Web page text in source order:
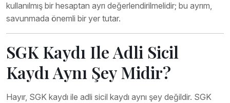
kullanılmış bir hesaptan ayrı değerlendirilmelidir; bu ayrım,
savunmada önemli bir yer tutar.
SGK Kaydı Ile Adli Sicil
Kaydı Aynı Şey Midir?
Hayır, SGK kaydı ile adli sicil kaydı aynı şey değildir. SGK